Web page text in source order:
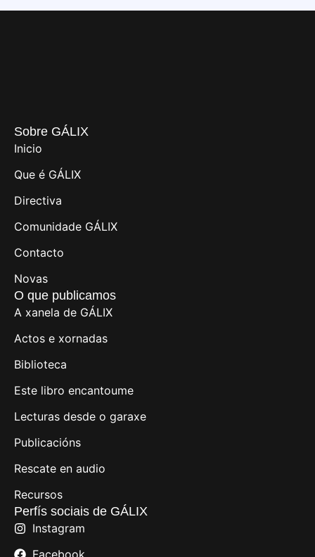
Sobre GÁLIX
Inicio
Que é GÁLIX
Directiva
Comunidade GÁLIX
Contacto
Novas
O que publicamos
A xanela de GÁLIX
Actos e xornadas
Biblioteca
Este libro encantoume
Lecturas desde o garaxe
Publicacións
Rescate en audio
Recursos
Perfís sociais de GÁLIX
Instagram
Facebook